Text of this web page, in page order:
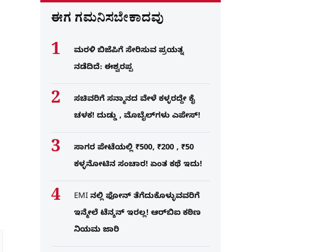
ಈಗ ಗಮನಿಸಬೇಕಾದವು
ಮರಳಿ ಬಿಜೆಪಿಗೆ ಸೇರಿಸುವ ಪ್ರಯತ್ನ
ನಡೆದಿದೆ: ಈಶ್ವರಪ್ಪ
ಸಚಿವರಿಗೆ ಸನ್ಮಾನದ ವೇಳೆ ಕಳ್ಳರದ್ದೇ ಕೈ
ಚಳಕ! ದುಡ್ಡು , ಮೊಬೈಲ್​ಗಳು ಎಪೇಸ್!
ಸಾಗರ ಪೇಟೆಯಲ್ಲಿ ₹500, ₹200 , ₹50
ಕಳ್ಳನೋಟಿನ ಸಂಚಾರ! ಏಂತ ಕಥೆ ಇದು!
EMI ನಲ್ಲಿ ಫೋನ್​ ತೆಗೆದುಕೊಳ್ಳುವವರಿಗೆ
ಇನ್ಮೇಲೆ ಟೆನ್ಶನ್​ ಇರಲ್ಲ! ಆರ್‌ಬಿಐ ಕಠಿಣ
ನಿಯಮ ಜಾರಿ